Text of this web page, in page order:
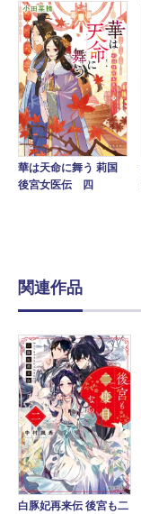
華は天命に舞う 莉国
後宮女医伝 四
関連作品
白豚妃再来伝 後宮も二